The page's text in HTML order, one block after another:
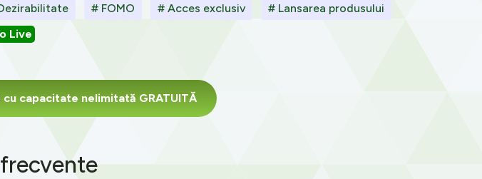
# FOMO # Acces exclusiv
# Lansarea produsului
Live
capacitate nelimitată GRATUITĂ